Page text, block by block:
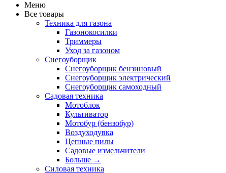
Меню
Все товары
Техника для газона
Газонокосилки
Триммеры
Уход за газоном
Снегоуборщик
Снегоуборщик бензиновый
Снегоуборщик электрический
Снегоуборщик самоходный
Садовая техника
Мотоблок
Культиватор
Мотобур (бензобур)
Воздуходувка
Цепные пилы
Садовые измельчители
Больше →
Силовая техника